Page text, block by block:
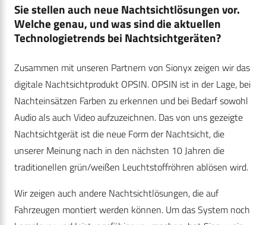
Sie stellen auch neue Nachtsichtlösungen vor.
Welche genau, und was sind die aktuellen
Technologietrends bei Nachtsichtgeräten?
Zusammen mit unseren Partnern von Sionyx zeigen wir das
digitale Nachtsichtprodukt OPSIN. OPSIN ist in der Lage, bei
Nachteinsätzen Farben zu erkennen und bei Bedarf sowohl
Audio als auch Video aufzuzeichnen. Das von uns gezeigte
Nachtsichtgerät ist die neue Form der Nachtsicht, die
unserer Meinung nach in den nächsten 10 Jahren die
traditionellen grün/weißen Leuchtstoffröhren ablösen wird.
Wir zeigen auch andere Nachtsichtlösungen, die auf
Fahrzeugen montiert werden können. Um das System noch